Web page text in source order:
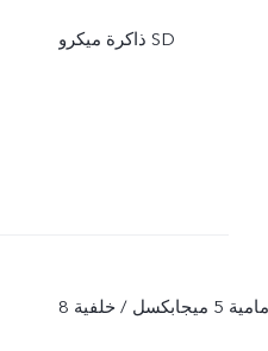
ذاكرة ميكرو SD
أمامية 5 ميجابكسل / خلفية 8